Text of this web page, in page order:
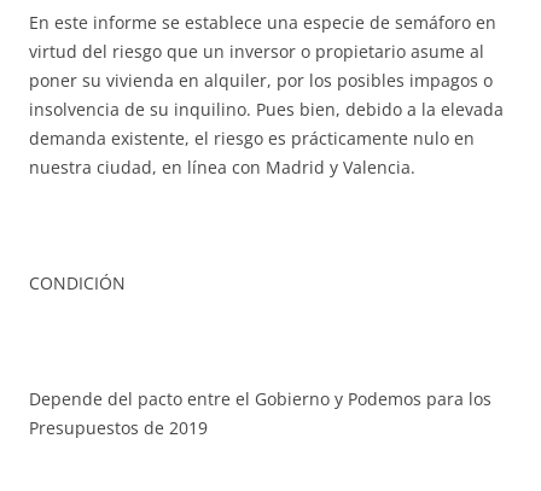
En este informe se establece una especie de semáforo en
virtud del riesgo que un inversor o propietario asume al
poner su vivienda en alquiler, por los posibles impagos o
insolvencia de su inquilino. Pues bien, debido a la elevada
demanda existente, el riesgo es prácticamente nulo en
nuestra ciudad, en línea con Madrid y Valencia.
CONDICIÓN
Depende del pacto entre el Gobierno y Podemos para los
Presupuestos de 2019